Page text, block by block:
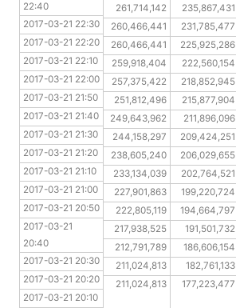
2017-03-21 22:30
261,714,142 235,867,431
2017-03-21 22:20
260,466,441 231,785,477
2017-03-21 22:10
260,466,441 225,925,286
2017-03-21 22:00
259,918,404 222,560,154
2017-03-21 21:50
257,375,422 218,852,945
2017-03-21 21:40
251,812,496 215,877,904
2017-03-21 21:30
249,643,962 211,896,096
2017-03-21 21:20
244,158,297 209,424,251
2017-03-21 21:10
238,605,240 206,029,655
2017-03-21 21:00
233,134,039 202,764,521
2017-03-21 20:50
227,901,863 199,220,724
2017-03-21 20:40
222,805,119 194,664,797
2017-03-21 20:30
217,938,525 191,501,732
2017-03-21 20:20
212,791,789 186,606,154
2017-03-21 20:10
211,024,813 182,761,133
2017-03-20
23:00
211,024,813 177,223,477
22:40
2017-03-21 22:30
2017-03-21 22:20
2017-03-21 22:10
2017-03-21 22:00
2017-03-21 21:50
2017-03-21 21:40
2017-03-21 21:30
2017-03-21 21:20
2017-03-21 21:10
2017-03-21 21:00
2017-03-21 20:50
2017-03-21
20:40
2017-03-21 20:30
2017-03-21 20:20
2017-03-21 20:10